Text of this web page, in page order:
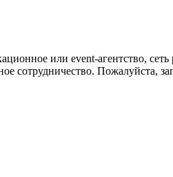
или event-агентство,
сотрудничество. Пожалуйста,